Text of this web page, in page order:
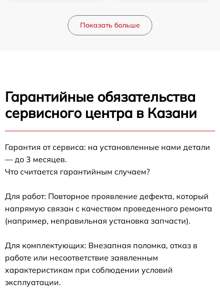
Показать больше
Гарантийные обязательства
сервисного центра в Казани
Гарантия от сервиса: на установленные нами детали
— до 3 месяцев.
Что считается гарантийным случаем?
Для работ: Повторное проявление дефекта, который
напрямую связан с качеством проведенного ремонта
(например, неправильная установка запчасти).
Для комплектующих: Внезапная поломка, отказ в
работе или несоответствие заявленным
характеристикам при соблюдении условий
эксплуатации.